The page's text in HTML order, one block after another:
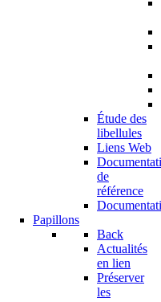
Étude des
libellules
Liens Web
de
référence
Papillons
Back
Actualités
en lien
Préserver
les